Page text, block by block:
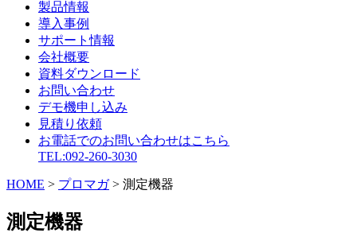
製品情報
導入事例
サポート情報
会社概要
資料ダウンロード
お問い合わせ
デモ機申し込み
見積り依頼
お電話でのお問い合わせはこちら
TEL:092-260-3030
HOME > プロマガ> 測定機器
測定機器